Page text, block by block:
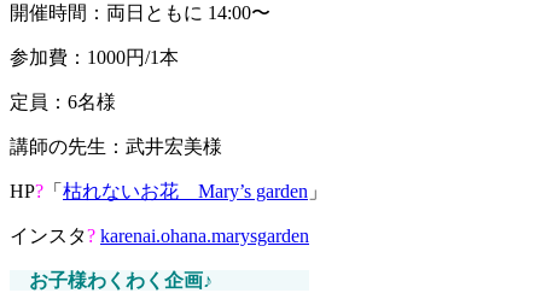
開催時間：両日ともに 14:00〜
参加費：1000円/1本
定員：6名様
講師の先生：武井宏美様
HP? 「 枯れないお花 Mary’s garden 」
インスタ? karenai.ohana.marysgarden
お子様わくわく企画♪